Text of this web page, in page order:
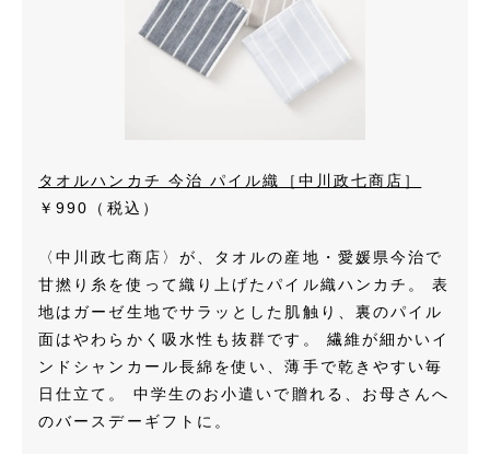
タオルハンカチ 今治 パイル織［中川政七商店］
￥990（税込）
〈中川政七商店〉が、タオルの産地・愛媛県今治で
甘撚り糸を使って織り上げたパイル織ハンカチ。 表
地はガーゼ生地でサラッとした肌触り、裏のパイル
面はやわらかく吸水性も抜群です。 繊維が細かいイ
ンドシャンカール長綿を使い、薄手で乾きやすい毎
日仕立て。 中学生のお小遣いで贈れる、お母さんへ
のバースデーギフトに。